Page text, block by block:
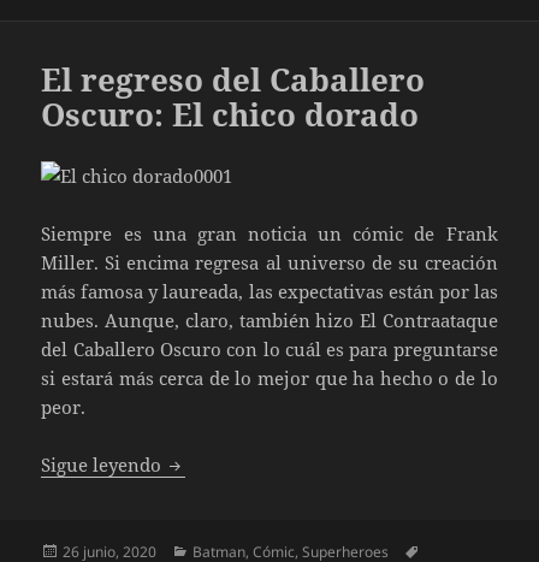
El regreso del Caballero
Oscuro: El chico dorado
Siempre es una gran noticia un cómic de Frank
Miller. Si encima regresa al universo de su creación
más famosa y laureada, las expectativas están por las
nubes. Aunque, claro, también hizo El Contraataque
del Caballero Oscuro con lo cuál es para preguntarse
si estará más cerca de lo mejor que ha hecho o de lo
peor.
Sigue leyendo El regreso del Caballero Oscuro: El chico
Publicado
26 junio, 2020 Categorías
Batman,Cómic,Superheroes